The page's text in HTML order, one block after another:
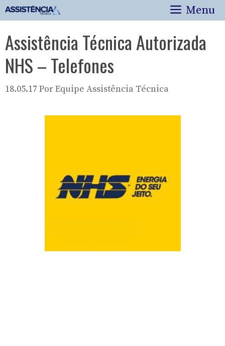
Pular
para
conteúdo
Menu
Assistência Técnica Autorizada
NHS – Telefones
18.05.17 PorEquipe Assistência Técnica